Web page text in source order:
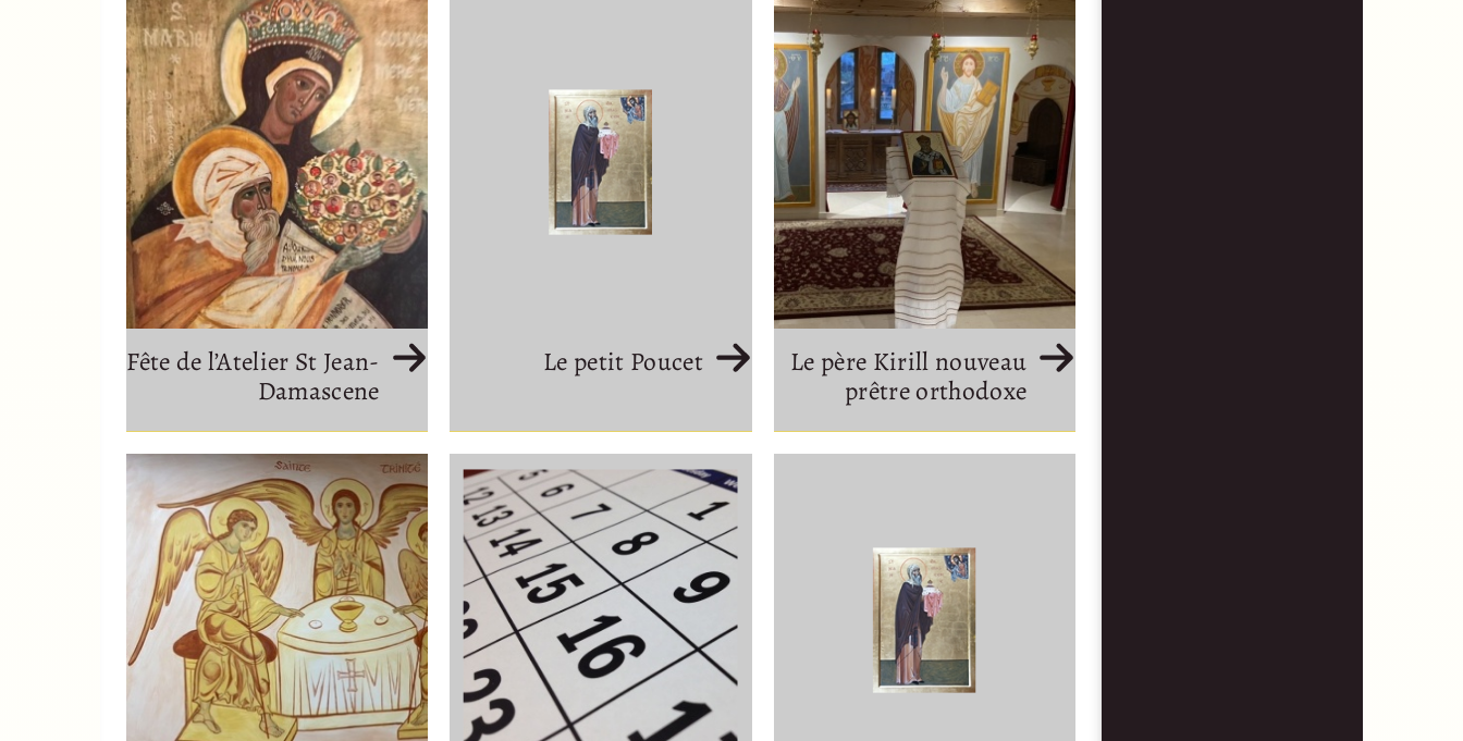
Fête de l’Atelier St Jean-
Damascene
Le petit Poucet
Le père Kirill nouveau
prêtre orthodoxe